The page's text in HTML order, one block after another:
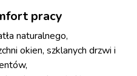
pracy
naturalnego,
okien, szklanych drzwi i